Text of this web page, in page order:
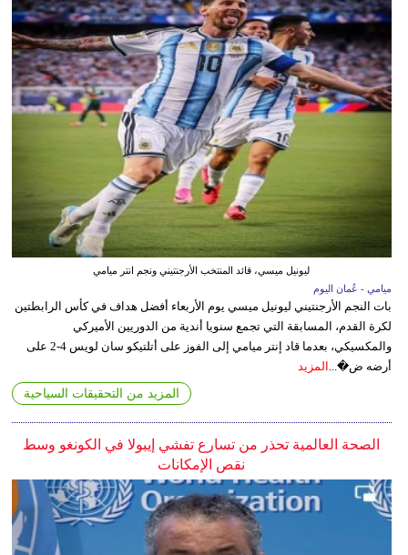
ليونيل ميسي، قائد المنتخب الأرجنتيني ونجم انتر ميامي
ميامي - عُمان اليوم
بات النجم الأرجنتيني ليونيل ميسي يوم الأربعاء أفضل هداف في كأس الرابطتين
لكرة القدم، المسابقة التي تجمع سنويا أندية من الدوريين الأميركي
والمكسيكي، بعدما قاد إنتر ميامي إلى الفوز على أتلتيكو سان لويس 4-2 على
أرضه ض�...
المزيد
المزيد من التحقيقات السياحية
الصحة العالمية تحذر من تسارع تفشي إيبولا في الكونغو وسط
نقص الإمكانات